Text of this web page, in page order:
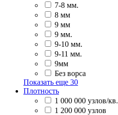
7-8 мм.
8 мм
9 мм
9 мм.
9-10 мм.
9-11 мм.
9мм
Без ворса
Показать еще 30
Плотность
1 000 000 узлов/
1 200 000 узлов